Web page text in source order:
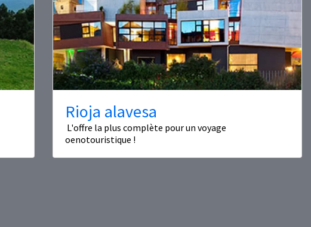
Rioja alavesa
L'offre la plus complète pour un voyage
oenotouristique !